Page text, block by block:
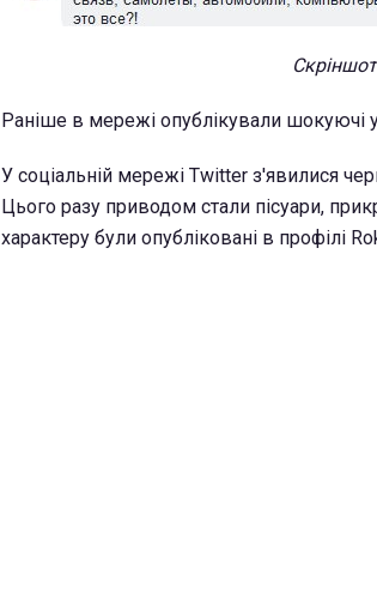
Раніше в мережі опублікували шокуючі
У соціальній мережі Twitter з'явилися
Цього разу приводом стали пісуари,
характеру були опубліковані в профілі